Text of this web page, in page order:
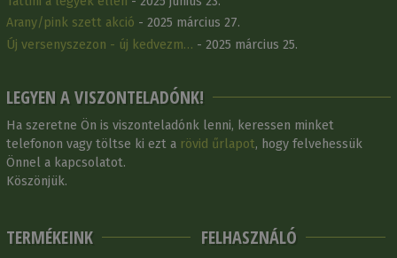
Arany/pink szett akció - 2025 március 27.
Új versenyszezon - új kedvezm… - 2025 március 25.
LEGYEN A VISZONTELADÓNK!
Ha szeretne Ön is viszonteladónk lenni, keressen minket
telefonon vagy töltse ki ezt a rövid űrlapot, hogy felvehessük
Önnel a kapcsolatot.
Köszönjük.
TERMÉKEINK FELHASZNÁLÓ